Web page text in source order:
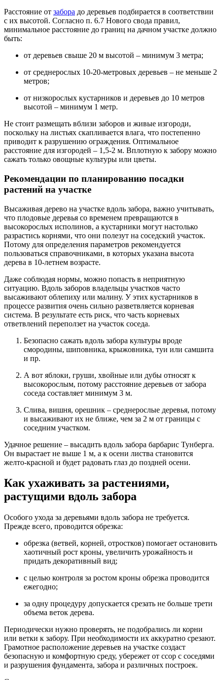
Расстояние от забора до деревьев подбирается в соответствии
с их высотой. Согласно п. 6.7 Нового свода правил,
минимальное расстояние до границ на дачном участке должно
быть:
от деревьев свыше 20 м высотой – минимум 3 метра;
от среднерослых 10-20-метровых деревьев – не меньше 2
метров;
от низкорослых кустарников и деревьев до 10 метров
высотой – минимум 1 метр.
Не стоит размещать вблизи заборов и живые изгороди,
поскольку на листьях скапливается влага, что постепенно
приводит к разрушению ограждения. Оптимальное
расстояние для изгородей – 1,5-2 м. Вплотную к забору можно
сажать только овощные культуры или цветы.
Рекомендации по планированию посадки
растений на участке
Высаживая дерево на участке вдоль забора, важно учитывать,
что плодовые деревья со временем превращаются в
высокорослых исполинов, а кустарники могут настолько
разрастись корнями, что они полезут на соседский участок.
Потому для определения параметров рекомендуется
пользоваться справочниками, в которых указана высота
дерева в 10-летнем возрасте.
Даже соблюдая нормы, можно попасть в неприятную
ситуацию. Вдоль заборов владельцы участков часто
высаживают облепиху или малину. У этих кустарников в
процессе развития очень сильно разветвляется корневая
система. В результате есть риск, что часть корневых
ответвлений переползет на участок соседа.
Безопасно сажать вдоль забора культуры вроде
смородины, шиповника, крыжовника, туи или самшита
и пр.
А вот яблоки, груши, хвойные или дубы относят к
высокорослым, потому расстояние деревьев от забора
соседа составляет минимум 3 м.
Слива, вишня, орешник – среднерослые деревья, потому
и высаживают их не ближе, чем за 2 м от границы с
соседним участком.
Удачное решение – высадить вдоль забора барбарис Тунберга.
Он вырастает не выше 1 м, а к осени листва становится
желто-красной и будет радовать глаз до поздней осени.
Как ухаживать за растениями,
растущими вдоль забора
Особого ухода за деревьями вдоль забора не требуется.
Прежде всего, проводится обрезка:
обрезка (ветвей, корней, отростков) помогает остановить
хаотичный рост кроны, увеличить урожайность и
придать декоративный вид;
с целью контроля за ростом кроны обрезка проводится
ежегодно;
за одну процедуру допускается срезать не больше трети
объема веток дерева.
Периодически нужно проверять, не подобрались ли корни
или ветки к забору. При необходимости их аккуратно срезают.
Грамотное расположение деревьев на участке создаст
безопасную и комфортную среду, убережет от ссор с соседями
и разрушения фундамента, забора и различных построек.